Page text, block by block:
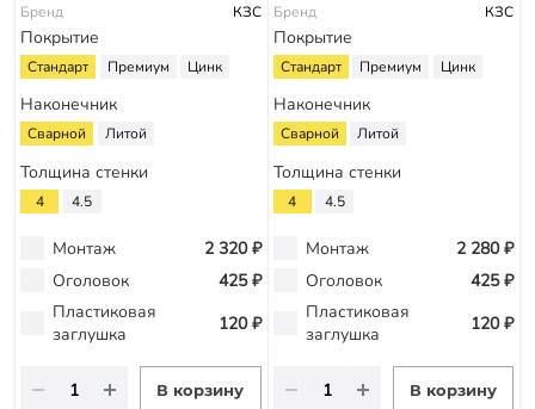
Бренд КЗС
Покрытие
Стандарт Премиум Цинк
Наконечник
Сварной Литой
Толщина стенки
4 4.5
Монтаж
2 320 ₽
Оголовок
425 ₽
Пластиковая
заглушка
120 ₽
В корзину
Бренд КЗС
Покрытие
Стандарт Премиум Цинк
Наконечник
Сварной Литой
Толщина стенки
4 4.5
Монтаж
2 280 ₽
Оголовок
425 ₽
Пластиковая
заглушка
120 ₽
В корзину